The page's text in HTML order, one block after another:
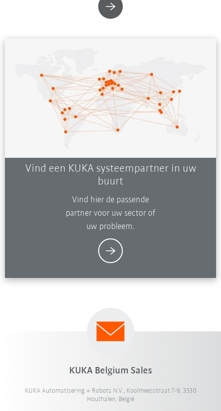
Vind een KUKA systeempartner in uw
buurt
Vind hier de passende
partner voor uw sector of
uw probleem.
KUKA Belgium Sales
KUKA Automatisering + Robots N.V., Koolmeesstraat 7-9, 3530
Houthalen, België